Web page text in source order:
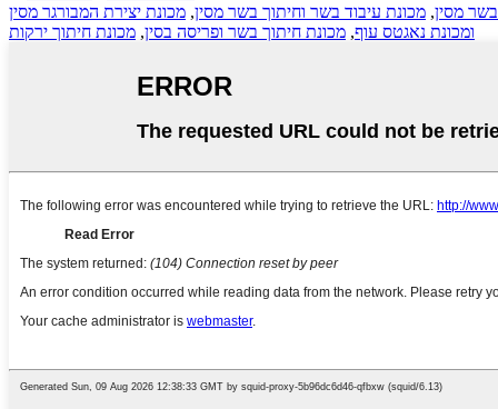
מסין, מכונת עיבוד בשר וחיתוך בשר מסין, מכונת יצירת המבורגר מסין
ומכונת נאגטס עוף, מכונת חיתוך בשר ופריסה בסין, מכונת חיתוך ירקות